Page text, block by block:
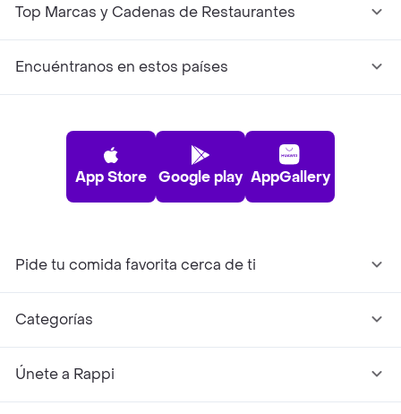
Top Marcas y Cadenas de Restaurantes
Encuéntranos en estos países
App Store Google play AppGallery
Pide tu comida favorita cerca de ti
Categorías
Únete a Rappi